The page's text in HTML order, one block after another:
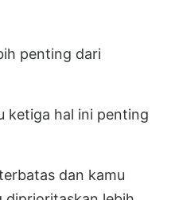
penting dari
ketiga hal ini penting
dan kamu